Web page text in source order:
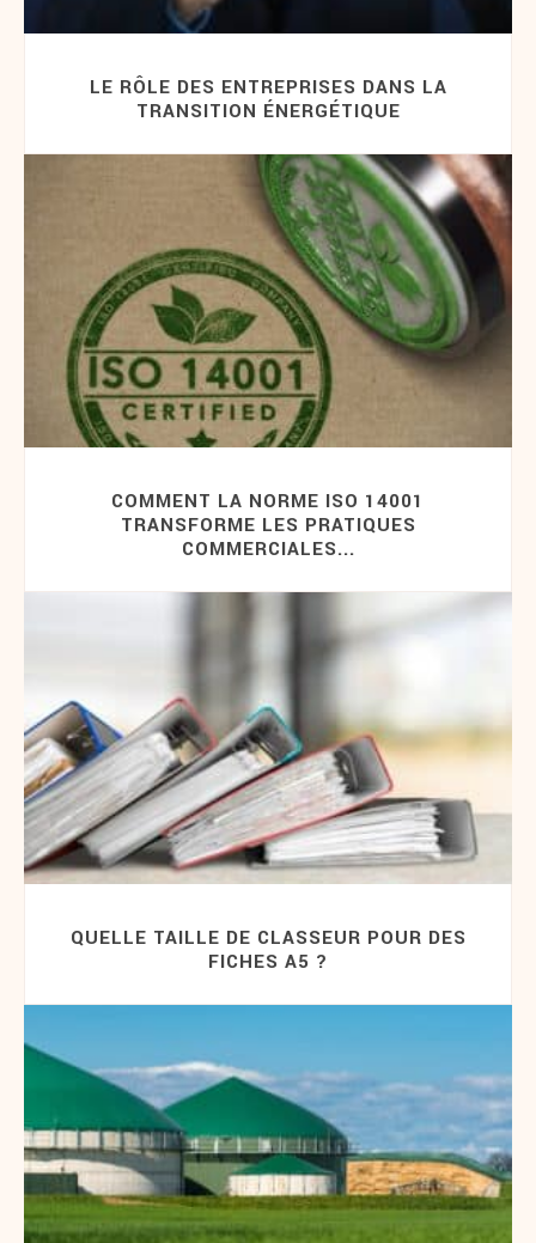
LE RÔLE DES ENTREPRISES DANS LA
TRANSITION ÉNERGÉTIQUE
COMMENT LA NORME ISO 14001
TRANSFORME LES PRATIQUES
COMMERCIALES...
QUELLE TAILLE DE CLASSEUR POUR DES
FICHES A5 ?